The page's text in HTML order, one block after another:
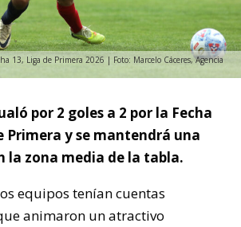
13, Liga de Primera 2026 | Foto: Marcelo Cáceres, Agencia
por 2 goles a 2 por la Fecha
Primera y se mantendrá una
la zona media de la tabla.
equipos tenían cuentas
animaron un atractivo